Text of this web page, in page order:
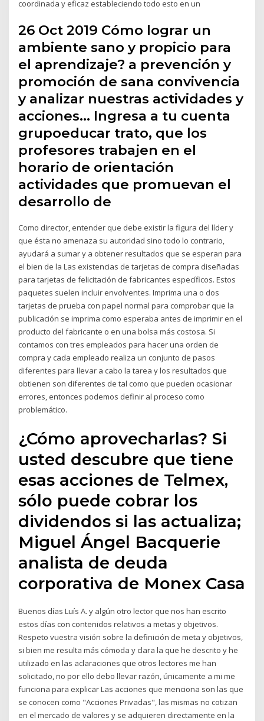
coordinada y eficaz estableciendo todo esto en un
26 Oct 2019 Cómo lograr un
ambiente sano y propicio para
el aprendizaje? a prevención y
promoción de sana convivencia
y analizar nuestras actividades y
acciones… Ingresa a tu cuenta
grupoeducar trato, que los
profesores trabajen en el
horario de orientación
actividades que promuevan el
desarrollo de
Como director, entender que debe existir la figura del líder y
que ésta no amenaza su autoridad sino todo lo contrario,
ayudará a sumar y a obtener resultados que se esperan para
el bien de la Las existencias de tarjetas de compra diseñadas
para tarjetas de felicitación de fabricantes específicos. Estos
paquetes suelen incluir envolventes. Imprima una o dos
tarjetas de prueba con papel normal para comprobar que la
publicación se imprima como esperaba antes de imprimir en el
producto del fabricante o en una bolsa más costosa. Si
contamos con tres empleados para hacer una orden de
compra y cada empleado realiza un conjunto de pasos
diferentes para llevar a cabo la tarea y los resultados que
obtienen son diferentes de tal como que pueden ocasionar
errores, entonces podemos definir al proceso como
problemático.
¿Cómo aprovecharlas? Si
usted descubre que tiene
esas acciones de Telmex,
sólo puede cobrar los
dividendos si las actualiza;
Miguel Ángel Bacquerie
analista de deuda
corporativa de Monex Casa
Buenos días Luís A. y algún otro lector que nos han escrito
estos días con contenidos relativos a metas y objetivos.
Respeto vuestra visión sobre la definición de meta y objetivos,
si bien me resulta más cómoda y clara la que he descrito y he
utilizado en las aclaraciones que otros lectores me han
solicitado, no por ello debo llevar razón, únicamente a mi me
funciona para explicar Las acciones que menciona son las que
se conocen como "Acciones Privadas", las mismas no cotizan
en el mercado de valores y se adquieren directamente en la